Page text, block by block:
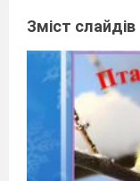
Зміст слайдів